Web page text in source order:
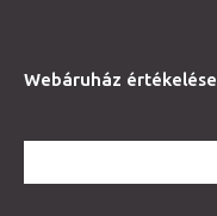
Webáruház értékelése